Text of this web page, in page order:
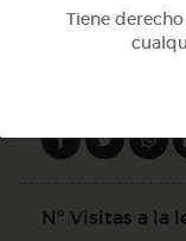
Nº Visitas a la
Tiene